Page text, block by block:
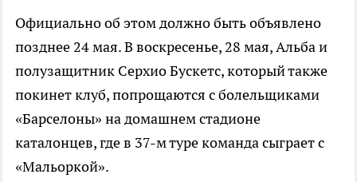
Официально об этом должно быть объявлено
позднее 24 мая. В воскресенье, 28 мая, Альба и
полузащитник Серхио Бускетс, который также
покинет клуб, попрощаются с болельщиками
«Барселоны» на домашнем стадионе
каталонцев, где в 37-м туре команда сыграет с
«Мальоркой».